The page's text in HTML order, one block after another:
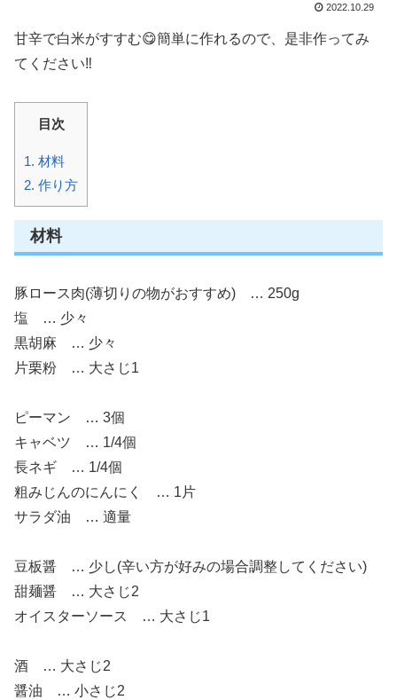
2022.10.29
甘辛で白米がすすむ😋簡単に作れるので、是非作ってみ
てください‼️
目次
1. 材料
2. 作り方
材料
豚ロース肉(薄切りの物がおすすめ) … 250g
塩 … 少々
黒胡麻 … 少々
片栗粉 … 大さじ1
ピーマン … 3個
キャベツ … 1/4個
長ネギ … 1/4個
粗みじんのにんにく … 1片
サラダ油 … 適量
豆板醤 … 少し(辛い方が好みの場合調整してください)
甜麺醤 … 大さじ2
オイスターソース … 大さじ1
酒 … 大さじ2
醤油 … 小さじ2